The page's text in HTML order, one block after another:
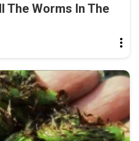
The Worms In The